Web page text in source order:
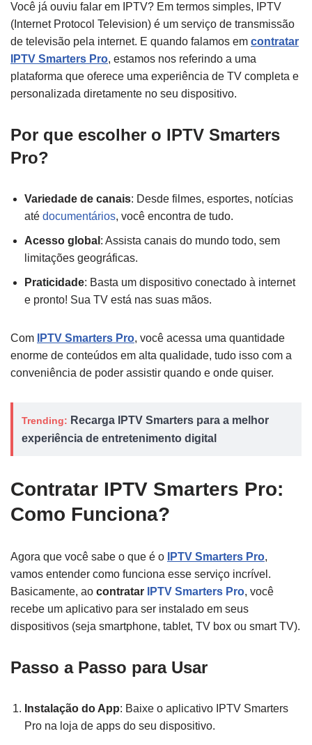
Você já ouviu falar em IPTV? Em termos simples, IPTV
(Internet Protocol Television) é um serviço de transmissão
de televisão pela internet. E quando falamos em contratar
IPTV Smarters Pro, estamos nos referindo a uma
plataforma que oferece uma experiência de TV completa e
personalizada diretamente no seu dispositivo.
Por que escolher o IPTV Smarters
Pro?
Variedade de canais: Desde filmes, esportes, notícias
até documentários, você encontra de tudo.
Acesso global : Assista canais do mundo todo, sem
limitações geográficas.
Praticidade: Basta um dispositivo conectado à internet
e pronto! Sua TV está nas suas mãos.
Com IPTV Smarters Pro, você acessa uma quantidade
enorme de conteúdos em alta qualidade, tudo isso com a
conveniência de poder assistir quando e onde quiser.
Trending: Recarga IPTV Smarters para a melhor
experiência de entretenimento digital
Contratar IPTV Smarters Pro:
Como Funciona?
Agora que você sabe o que é o IPTV Smarters Pro,
vamos entender como funciona esse serviço incrível.
Basicamente, ao contratar IPTV Smarters Pro, você
recebe um aplicativo para ser instalado em seus
dispositivos (seja smartphone, tablet, TV box ou smart TV).
Passo a Passo para Usar
Instalação do App: Baixe o aplicativo IPTV Smarters
Pro na loja de apps do seu dispositivo.